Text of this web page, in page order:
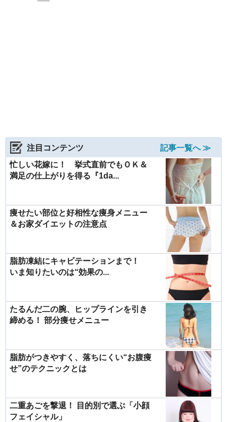
注目コンテンツ
記事一覧へ ≫
忙しい花嫁に！ 挙式直前でもＯＫ＆
満足の仕上がりを得る『1da...
痩せたい部位と好相性な痩身メニュー
＆お家ダイエットの注意点
脂肪凍結にキャビテーションまで！
いま知りたいのは“効果の...
たるんだ二の腕、ヒップラインを引き
締める！ 部分痩せメニュー
脂肪がつきやすく、落ちにくい“お腹痩
せ”のテクニックとは
二重あごを撃退！ 目的別で選ぶ「小顔
フェイシャル」